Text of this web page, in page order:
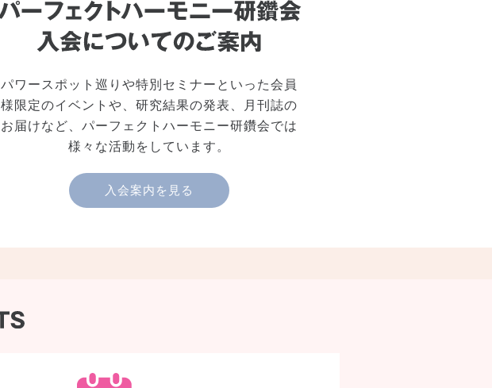
パワースポット巡りや特別セミナーといった会員
様限定のイベントや、研究結果の発表、月刊誌の
お届けなど、パーフェクトハーモニー研鑽会では
様々な活動をしています。
入会案内を見る